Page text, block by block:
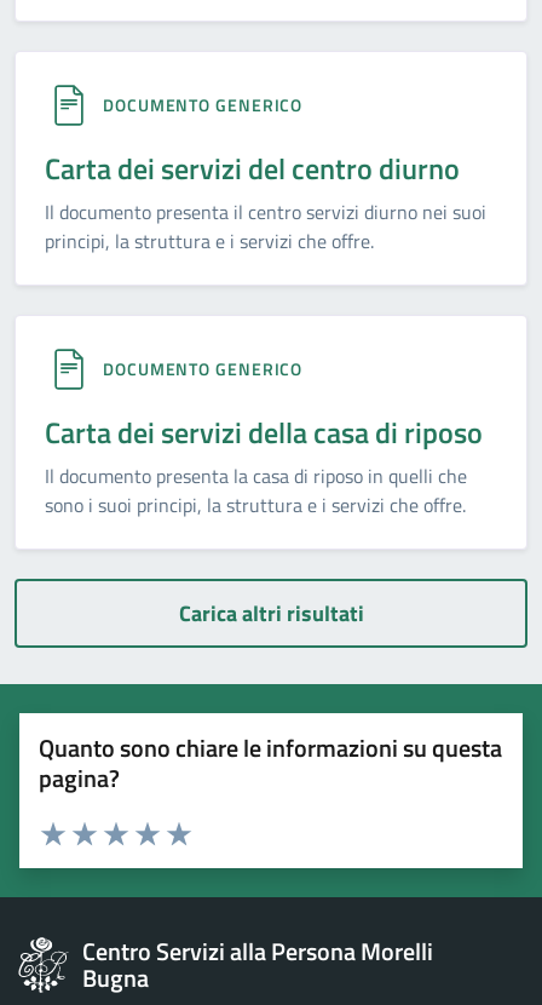
DOCUMENTO GENERICO
Carta dei servizi del centro diurno
Il documento presenta il centro servizi diurno nei suoi
principi, la struttura e i servizi che offre.
DOCUMENTO GENERICO
Carta dei servizi della casa di riposo
Il documento presenta la casa di riposo in quelli che
sono i suoi principi, la struttura e i servizi che offre.
Carica altri risultati
Quanto sono chiare le informazioni su questa
pagina?
Esprimi una valutazione
Valuta 5 stelle su 5
Valuta 4 stelle su 5
Valuta 3 stelle su 5
Valuta 2 stelle su 5
Valuta 1 stelle su 5
Centro Servizi alla Persona Morelli
Bugna